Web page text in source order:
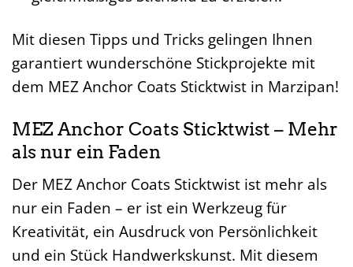
Mit diesen Tipps und Tricks gelingen Ihnen
garantiert wunderschöne Stickprojekte mit
dem MEZ Anchor Coats Sticktwist in Marzipan!
MEZ Anchor Coats Sticktwist – Mehr
als nur ein Faden
Der MEZ Anchor Coats Sticktwist ist mehr als
nur ein Faden – er ist ein Werkzeug für
Kreativität, ein Ausdruck von Persönlichkeit
und ein Stück Handwerkskunst. Mit diesem